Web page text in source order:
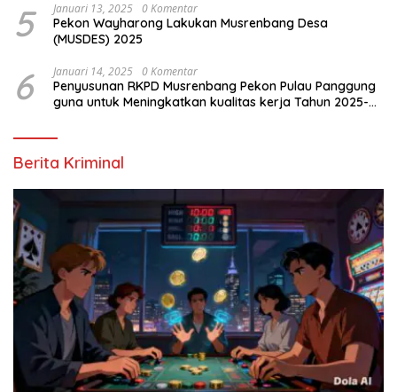
5 Januari 13, 2025 0 Komentar
Pekon Wayharong Lakukan Musrenbang Desa
(MUSDES) 2025
6 Januari 14, 2025 0 Komentar
Penyusunan RKPD Musrenbang Pekon Pulau Panggung
guna untuk Meningkatkan kualitas kerja Tahun 2025-
Berita Kriminal